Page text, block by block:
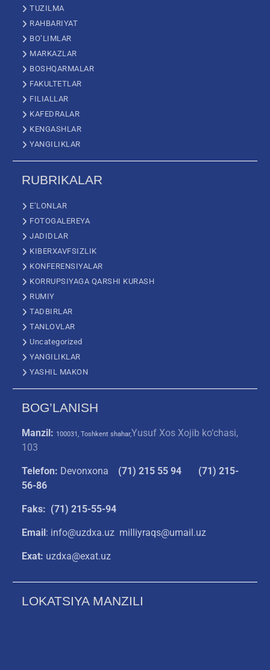
TUZILMA
RAHBARIYAT
BO’LIMLAR
MARKAZLAR
BOSHQARMALAR
FAKULTETLAR
FILIALLAR
KAFEDRALAR
KENGASHLAR
YANGILIKLAR
RUBRIKALAR
E’LONLAR
FOTOGALEREYA
JADIDLAR
KIBERXAVFSIZLIK
KONFERENSIYALAR
KORRUPSIYAGA QARSHI KURASH
RUMIY
TADBIRLAR
TANLOVLAR
Uncategorized
YANGILIKLAR
YASHIL MAKON
BOG’LANISH
Manzil: 100031, Toshkent shahar,Yusuf Xos Xojib ko‘chasi,
103
Telefon: Devonxona (71) 215 55 94
(71) 215-
56-86
Faks: (71) 215-55-94
Email : info@uzdxa.uz milliyraqs@umail.uz
Exat: uzdxa@exat.uz
LOKATSIYA MANZILI